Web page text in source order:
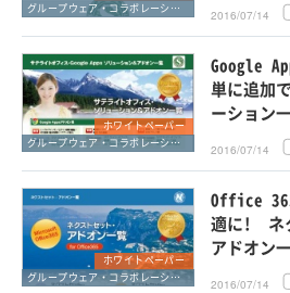
グループウェア・コラボレーション
2016/07/14
ホワイトペーパー
グループウェア・コラボレーション
Google
単に追加
ーション
2016/07/14
ホワイトペーパー
グループウェア・コラボレーション
Office
適に! ネ
アドオン
2016/07/14